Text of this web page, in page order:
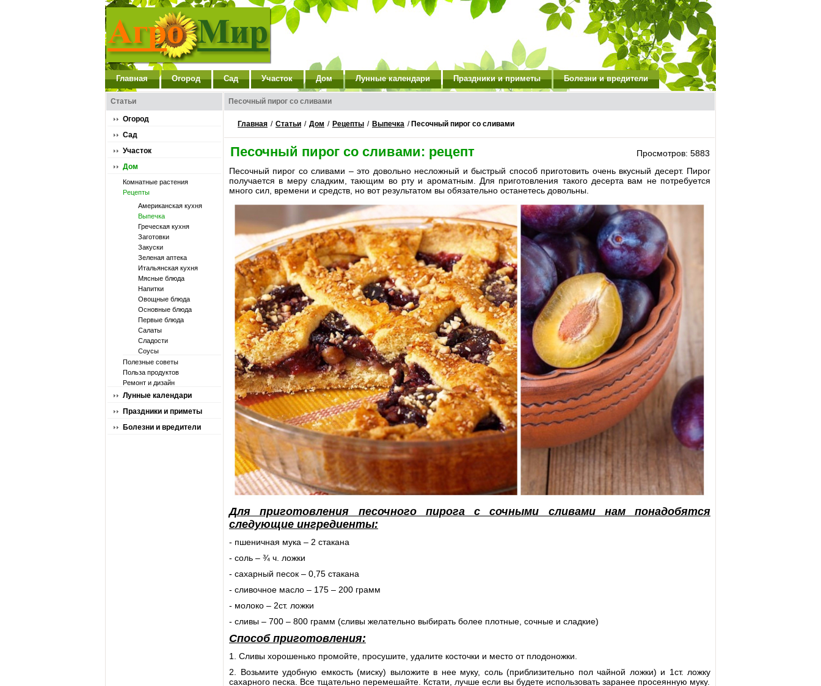
Главная Огород Сад Участок Дом Лунные календари Праздники и приметы Болезни и вредители
Статьи
Огород
Сад
Участок
Дом
Комнатные растения
Рецепты
Американская кухня
Выпечка
Греческая кухня
Заготовки
Закуски
Зеленая аптека
Итальянская кухня
Мясные блюда
Напитки
Овощные блюда
Основные блюда
Первые блюда
Салаты
Сладости
Соусы
Полезные советы
Польза продуктов
Ремонт и дизайн
Лунные календари
Праздники и приметы
Болезни и вредители
Песочный пирог со сливами
Главная / Статьи / Дом / Рецепты / Выпечка / Песочный пирог со сливами
Песочный пирог со сливами: рецепт
Просмотров: 5883
Песочный пирог со сливами – это довольно несложный и быстрый способ приготовить очень вкусный десерт. Пирог
получается в меру сладким, тающим во рту и ароматным. Для приготовления такого десерта вам не потребуется
много сил, времени и средств, но вот результатом вы обязательно останетесь довольны.
Для приготовления песочного пирога с сочными сливами нам понадобятся
следующие ингредиенты:
- пшеничная мука – 2 стакана
- соль – ¾ ч. ложки
- сахарный песок – 0,75 стакана
- сливочное масло – 175 – 200 грамм
- молоко – 2ст. ложки
- сливы – 700 – 800 грамм (сливы желательно выбирать более плотные, сочные и сладкие)
Способ приготовления:
1. Сливы хорошенько промойте, просушите, удалите косточки и место от плодоножки.
2. Возьмите удобную емкость (миску) выложите в нее муку, соль (приблизительно пол чайной ложки) и 1ст. ложку
сахарного песка. Все тщательно перемешайте. Кстати, лучше если вы будете использовать заранее просеянную муку.